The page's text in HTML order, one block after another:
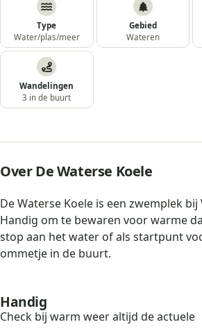
Type
Water/plas/meer
Gebied
Wateren
Wandelingen
3 in de buurt
Over De Waterse Koele
De Waterse Koele is een zwemplek bij
Handig om te bewaren voor warme
stop aan het water of als startpunt
ommetje in de buurt.
Handig
Check bij warm weer altijd de actuele